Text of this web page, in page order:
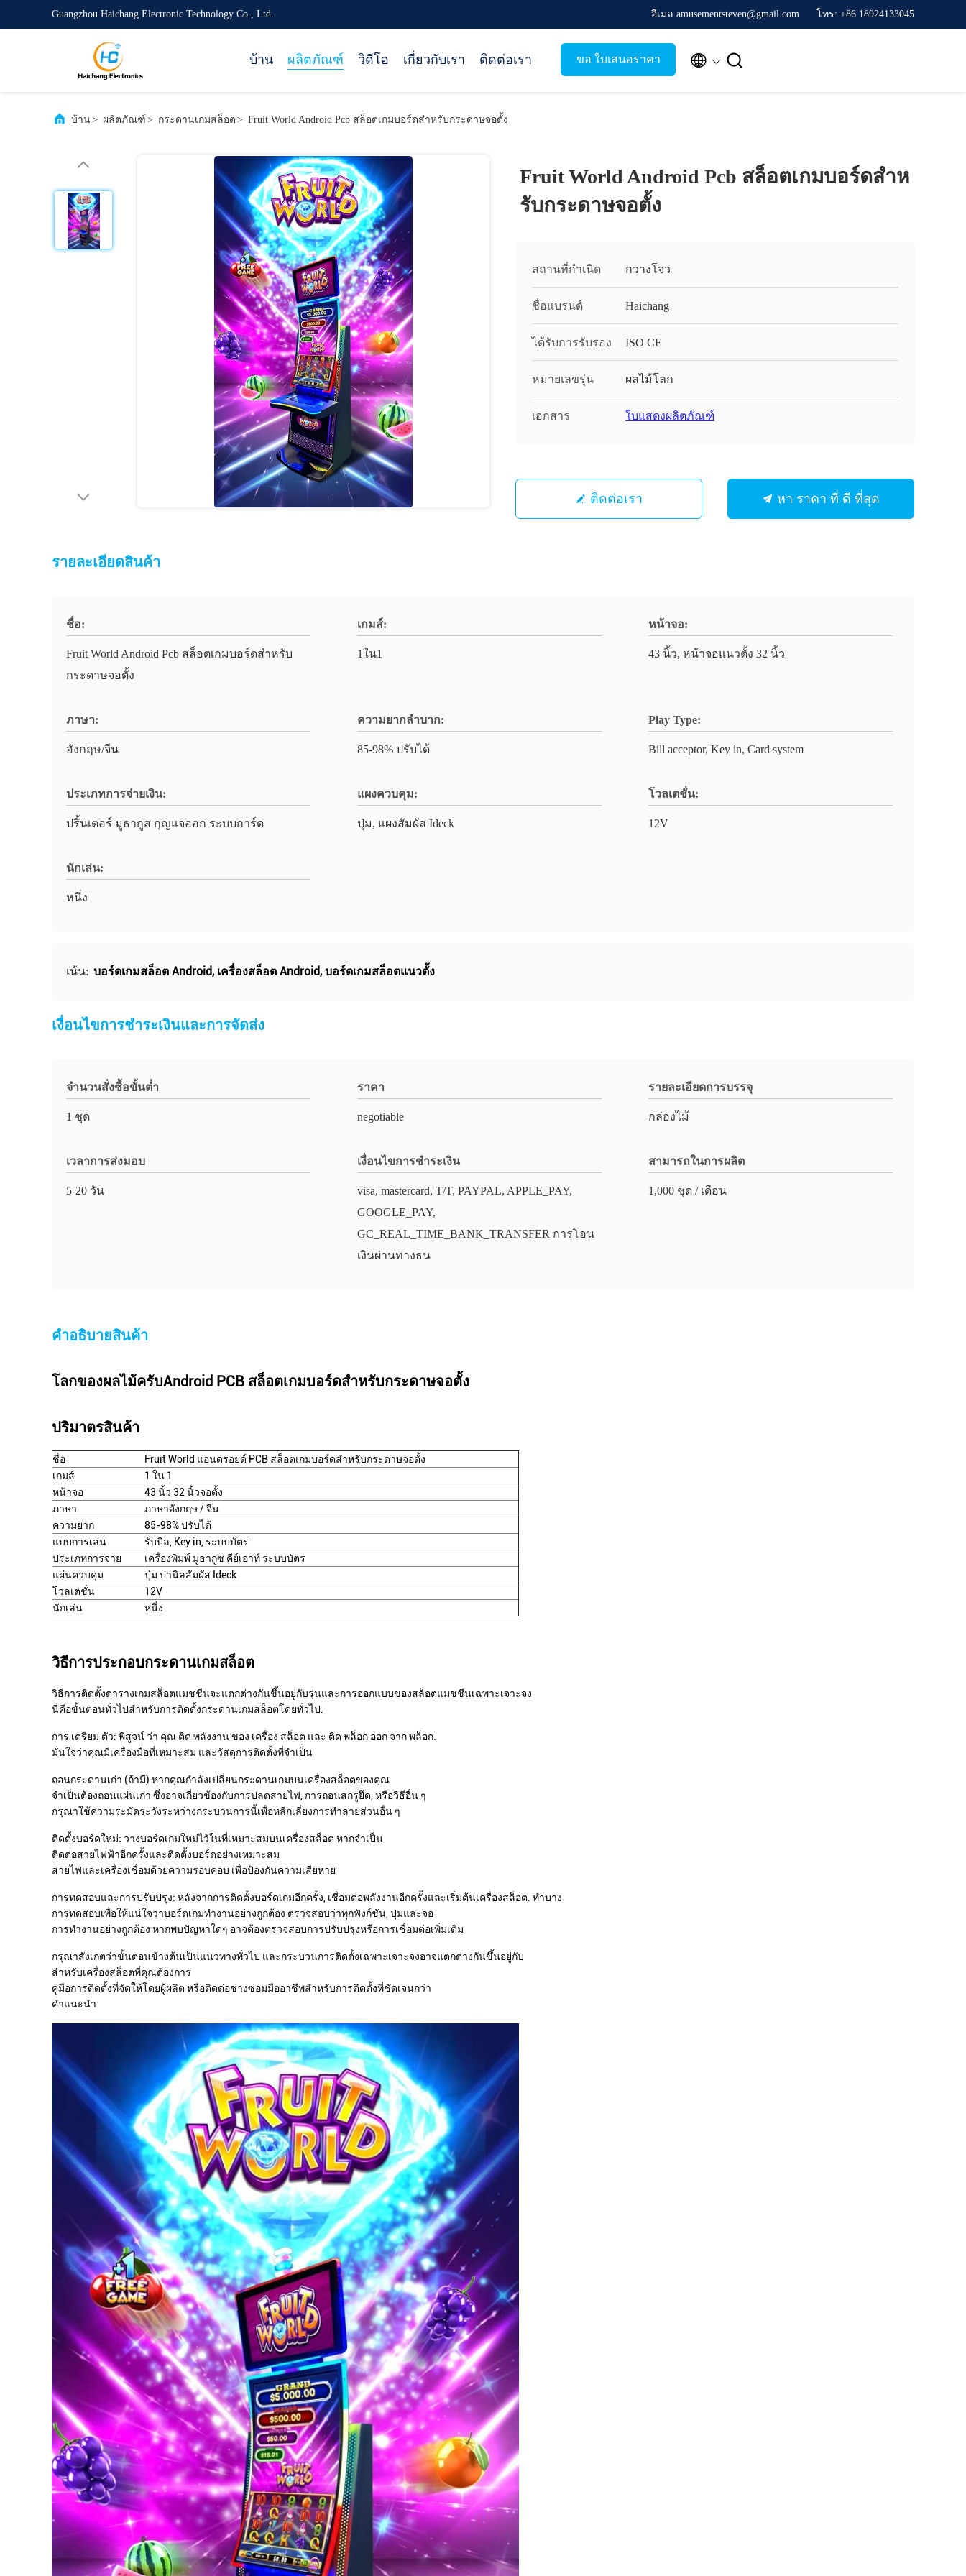
Guangzhou Haichang Electronic Technology Co., Ltd. อีเมล amusementsteven@gmail.com โทร: +86 18924133045
บ้าน ผลิตภัณฑ์ วิดีโอ เกี่ยวกับเรา ติดต่อเรา ขอ ใบเสนอราคา  
บ้าน> ผลิตภัณฑ์ > กระดานเกมสล็อต > Fruit World Android Pcb สล็อตเกมบอร์ดสําหรับกระดาษจอตั้ง
Fruit World Android Pcb สล็อตเกมบอร์ดสําห
รับกระดาษจอตั้ง
สถานที่กำเนิด กวางโจว
ชื่อแบรนด์ Haichang
ได้รับการรับรอง ISO CE
หมายเลขรุ่น ผลไม้โลก
เอกสาร ใบแสดงผลิตภัณฑ์
ติดต่อเรา หา ราคา ที่ ดี ที่สุด
รายละเอียดสินค้า
ชื่อ:
Fruit World Android Pcb สล็อตเกมบอร์ดสําหรับ
กระดาษจอตั้ง
เกมส์:
1ใน1
หน้าจอ:
43 นิ้ว, หน้าจอแนวตั้ง 32 นิ้ว
ภาษา:
อังกฤษ/จีน
ความยากลำบาก:
85-98% ปรับได้
Play Type:
Bill acceptor, Key in, Card system
ประเภทการจ่ายเงิน:
ปริ้นเตอร์ มูธากูส กุญแจออก ระบบการ์ด
แผงควบคุม:
ปุ่ม, แผงสัมผัส Ideck
โวลเตชั่น:
12V
นักเล่น:
หนึ่ง
เน้น: บอร์ดเกมสล็อต Android, เครื่องสล็อต Android,บอร์ดเกมสล็อตแนวตั้ง
เงื่อนไขการชําระเงินและการจัดส่ง
จำนวนสั่งซื้อขั้นต่ำ
1 ชุด
ราคา
negotiable
รายละเอียดการบรรจุ
กล่องไม้
เวลาการส่งมอบ
5-20 วัน
เงื่อนไขการชำระเงิน
visa, mastercard, T/T, PAYPAL, APPLE_PAY,
GOOGLE_PAY,
GC_REAL_TIME_BANK_TRANSFER การโอน
เงินผ่านทางธน
สามารถในการผลิต
1,000 ชุด / เดือน
คําอธิบายสินค้า
โลกของผลไม้ครับAndroid PCB สล็อตเกมบอร์ดสําหรับกระดาษจอตั้ง
ปริมาตรสินค้า
ชื่อ
Fruit World แอนดรอยด์ PCB สล็อตเกมบอร์ดสําหรับกระดาษจอตั้ง
เกมส์
1 ใน 1
หน้าจอ
43 นิ้ว 32 นิ้วจอตั้ง
ภาษา
ภาษาอังกฤษ / จีน
ความยาก
85-98% ปรับได้
แบบการเล่น
รับบิล, Key in, ระบบบัตร
ประเภทการจ่าย
เครื่องพิมพ์ มูธากูซ คีย์เอาท์ ระบบบัตร
แผ่นควบคุม
ปุ่ม ปานิลสัมผัส Ideck
โวลเตชั่น
12V
นักเล่น
หนึ่ง
วิธีการประกอบกระดานเกมสล็อต
วิธีการติดตั้งตารางเกมสล็อตแมชชีนจะแตกต่างกันขึ้นอยู่กับรุ่นและการออกแบบของสล็อตแมชชีนเฉพาะเจาะจง
นี่คือขั้นตอนทั่วไปสําหรับการติดตั้งกระดานเกมสล็อตโดยทั่วไป:
การ เตรียม ตัว: พิสูจน์ ว่า คุณ ติด พลังงาน ของ เครื่อง สล็อต และ ติด พล็อก ออก จาก พล็อก.
มั่นใจว่าคุณมีเครื่องมือที่เหมาะสม และวัสดุการติดตั้งที่จําเป็น
ถอนกระดานเก่า (ถ้ามี) หากคุณกําลังเปลี่ยนกระดานเกมบนเครื่องสล็อตของคุณ
จําเป็นต้องถอนแผ่นเก่า ซึ่งอาจเกี่ยวข้องกับการปลดสายไฟ, การถอนสกรูยึด, หรือวิธีอื่น ๆ
กรุณาใช้ความระมัดระวังระหว่างกระบวนการนี้เพื่อหลีกเลี่ยงการทําลายส่วนอื่น ๆ
ติดตั้งบอร์ดใหม่: วางบอร์ดเกมใหม่ไว้ในที่เหมาะสมบนเครื่องสล็อต หากจําเป็น
ติดต่อสายไฟฟ้าอีกครั้งและติดตั้งบอร์ดอย่างเหมาะสม
สายไฟและเครื่องเชื่อมด้วยความรอบคอบ เพื่อป้องกันความเสียหาย
การทดสอบและการปรับปรุง: หลังจากการติดตั้งบอร์ดเกมอีกครั้ง, เชื่อมต่อพลังงานอีกครั้งและเริ่มต้นเครื่องสล็อต. ทําบาง
การทดสอบเพื่อให้แน่ใจว่าบอร์ดเกมทํางานอย่างถูกต้อง ตรวจสอบว่าทุกฟังก์ชัน, ปุ่มและจอ
การทํางานอย่างถูกต้อง หากพบปัญหาใดๆ อาจต้องตรวจสอบการปรับปรุงหรือการเชื่อมต่อเพิ่มเติม
กรุณาสังเกตว่าขั้นตอนข้างต้นเป็นแนวทางทั่วไป และกระบวนการติดตั้งเฉพาะเจาะจงอาจแตกต่างกันขึ้นอยู่กับ
สําหรับเครื่องสล็อตที่คุณต้องการ
คู่มือการติดตั้งที่จัดให้โดยผู้ผลิต หรือติดต่อช่างซ่อมมืออาชีพสําหรับการติดตั้งที่ชัดเจนกว่า
คําแนะนํา